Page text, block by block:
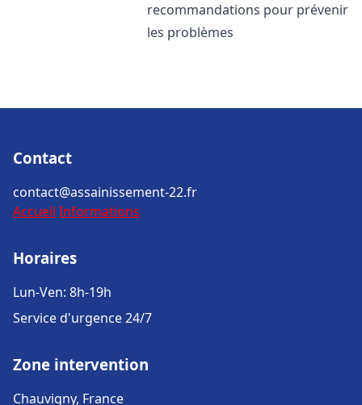
recommandations pour prévenir
les problèmes
Contact
contact@assainissement-22.fr
Accueil Informations
Horaires
Lun-Ven: 8h-19h
Service d'urgence 24/7
Zone intervention
Chauvigny, France